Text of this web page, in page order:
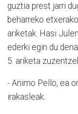
guztia prest jarri
beharreko
ariketak. Hasi
ederki egin du
5. ariketa
- Animo Pello, ea
irakasleak.